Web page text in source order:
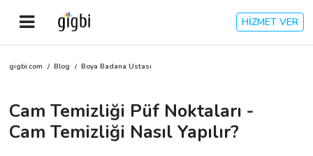
HİZMET VER
Anasayfa
Giriş Yap
gigbi.com / Blog / Boya Badana Ustası
Cam Temizliği Püf Noktaları -
Cam Temizliği Nasıl Yapılır?